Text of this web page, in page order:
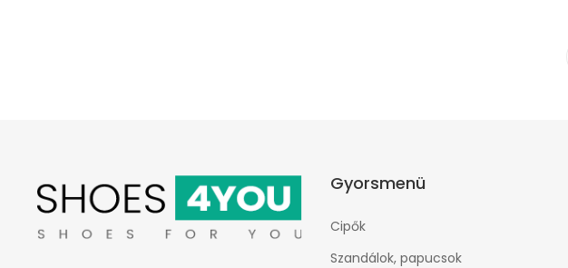
Gyorsmenü
Cipők
Szandálok, papucsok